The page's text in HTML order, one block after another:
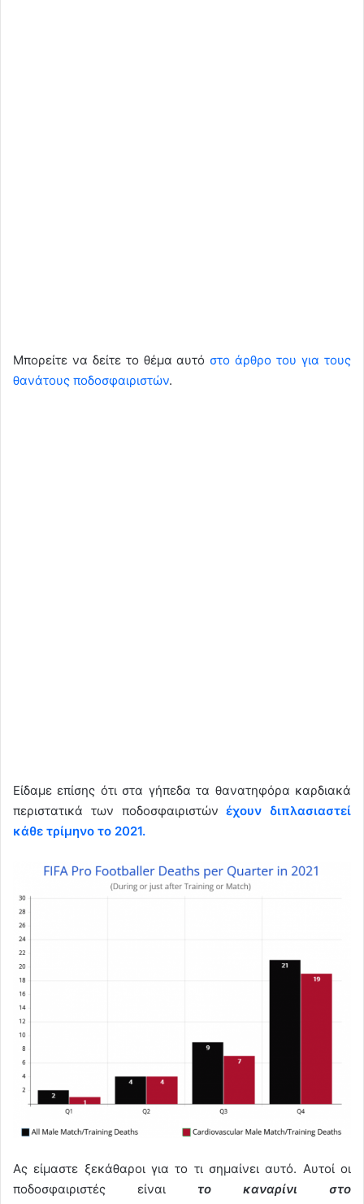
Μπορείτε να δείτε το θέμα αυτό στο άρθρο του για τους
θανάτους ποδοσφαιριστών.
Είδαμε επίσης ότι στα γήπεδα τα θανατηφόρα καρδιακά
περιστατικά των ποδοσφαιριστώνέχουν διπλασιαστεί
κάθε τρίμηνο το 2021.
Ας είμαστε ξεκάθαροι για το τι σημαίνει αυτό. Αυτοί οι
ποδοσφαιριστές είναι το καναρίνι στο